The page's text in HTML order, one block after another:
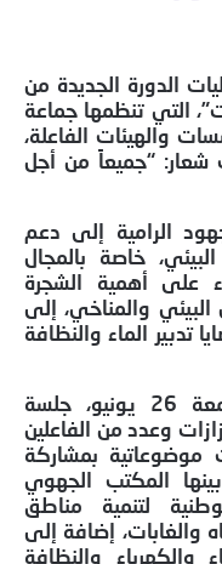
الدورة الجديدة من
التي تنظمها جماعة
والهيئات الفاعلة،
يونيو 2026، تحت شعار: “جميعاً من أجل
الرامية إلى دعم
خاصة بالمجال
على أهمية الشجرة
والمناخي، إلى
الماء والنظافة
ويتضمن برنامج اليوم الأول، الجمعة 26 يونيو، جلسة
وعدد من الفاعلين
موضوعاتية بمشاركة
المكتب الجهوي
لتنمية مناطق
والغابات، إضافة إلى
والكهرباء والنظافة